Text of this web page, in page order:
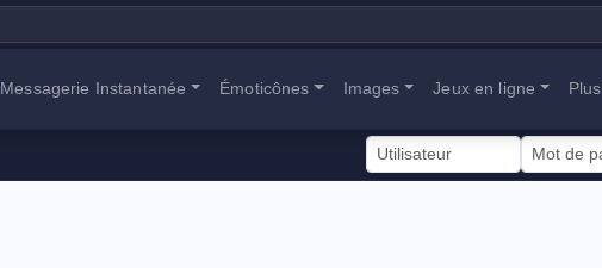
Messagerie Instantanée Émoticônes Images Jeux en ligne Plus